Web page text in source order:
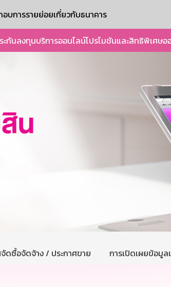
อบการรายย่อยเกี่ยวกับธนาคาร
ะกันลงทุนบริการออนไลน์โปรโมชันและสิทธิพิเศษอ
จัดซื้อจัดจ้าง / ประกาศขาย การเปิดเผยข้อมูล